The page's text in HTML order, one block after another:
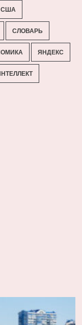
США
СЛОВАРЬ
ЯНДЕКС